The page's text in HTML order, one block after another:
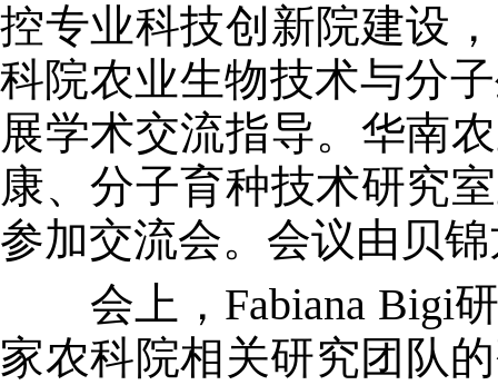
控专业科技创新院建设
科院农业生物技术与分
展学术交流指导。华南
康、分子育种技术研究
参加交流会。会议由贝
会上，Fabiana Bigi研
家农科院相关研究团队